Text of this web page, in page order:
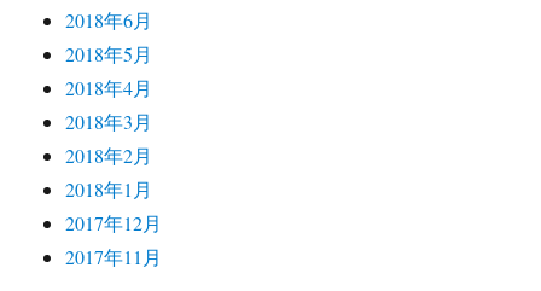
2018年6月
2018年5月
2018年4月
2018年3月
2018年2月
2018年1月
2017年12月
2017年11月